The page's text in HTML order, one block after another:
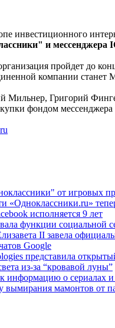
инвестиционного
и мессенджера
пройдет до
компании станет
Мильнер, Григорий
фондом
от игровых
«Одноклассники.ru»
исполняется 9 лет
функции социальной
II завела
Google
представила
из-за “кровавой луны”
информацию о сериалах
вымирания мамонтов от